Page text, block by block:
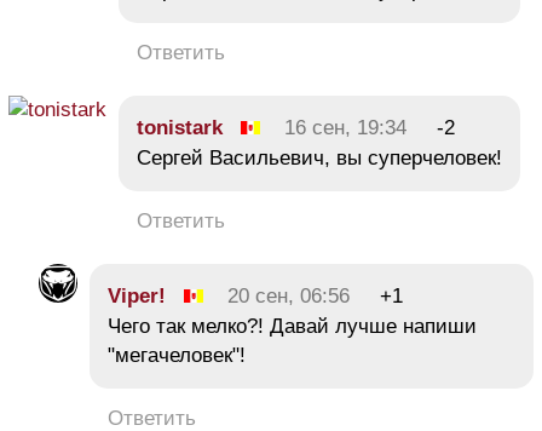
Ответить
tonistark 16 сен, 19:34
-2
Сергей Васильевич, вы суперчеловек!
Ответить
Viper! 20 сен, 06:56
+1
Чего так мелко?! Давай лучше напиши
"мегачеловек"!
Ответить